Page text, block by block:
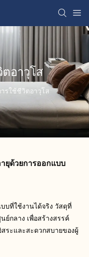
อาวุโส
รใช้ชีวิตอาวุโส
ยุด้วยการออกแบบ
บที่ใช้งานได้จริง วัสดุที่
กลาง เพื่อสร้างสรรค์
ระและสะดวกสบายของผู้